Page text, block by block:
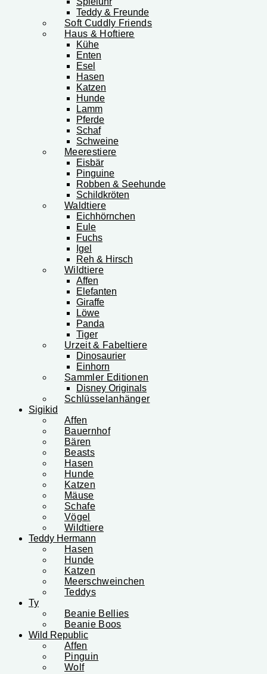
Teddy & Freunde
Soft Cuddly Friends
Haus & Hoftiere
Kühe
Enten
Esel
Hasen
Katzen
Hunde
Lamm
Pferde
Schaf
Schweine
Meerestiere
Eisbär
Pinguine
Robben & Seehunde
Schildkröten
Waldtiere
Eichhörnchen
Eule
Fuchs
Igel
Reh & Hirsch
Wildtiere
Affen
Elefanten
Giraffe
Löwe
Panda
Tiger
Urzeit & Fabeltiere
Dinosaurier
Einhorn
Sammler Editionen
Disney Originals
Schlüsselanhänger
Sigikid
Affen
Bauernhof
Bären
Beasts
Hasen
Hunde
Katzen
Mäuse
Schafe
Vögel
Wildtiere
Teddy Hermann
Hasen
Hunde
Katzen
Meerschweinchen
Teddys
Ty
Beanie Bellies
Beanie Boos
Wild Republic
Affen
Pinguin
Wolf